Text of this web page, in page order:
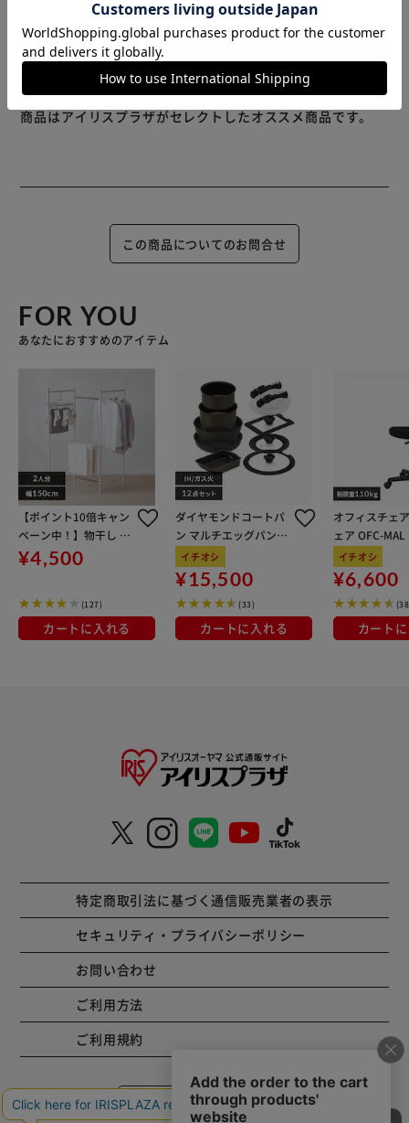
※当商品はお取り寄せ品の為、在庫の確認及び商品のお届け
までお時間を頂く場合がございます。
また、商品がメーカーにて完売となっていた場合、キャンセ
ル又は注文内容の変更をお願いいたしております。
予めご了承くださいますようお願いいたします。■こちらの
商品はアイリスプラザがセレクトしたオススメ商品です。
この商品についてのお問合せ
FOR YOU
あなたにおすすめのアイテム
【ポイント10倍キャン
ペーン中！】物干し 室
内用 折りたたみ式 3連
OTM-150R ホワイト 一
¥4,500
(127)
カートに入れる
ダイヤモンドコートパ
ン マルチエッグパン入
り 12点セット IHガス
火対応 MEGI-12S ブラ
ウンメタリック
イチオシ
¥15,500
(33)
カートに入れる
オフィスチェ
ェア OFC-
ン
イチオシ
¥6,600
カート
特定商取引法に基づく通信販売業者の表示
セキュリティ・プライバシーポリシー
お問い合わせ
ご利用方法
ご利用規約
コーポレートサイト